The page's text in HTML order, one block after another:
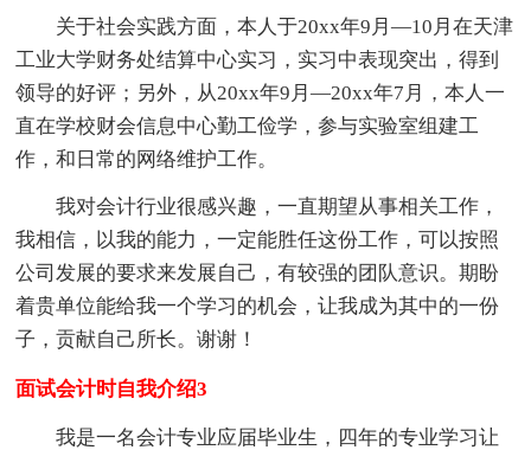
关于社会实践方面，本人于20xx年9月—10月在天津
工业大学财务处结算中心实习，实习中表现突出，得到
领导的好评；另外，从20xx年9月—20xx年7月，本人一
直在学校财会信息中心勤工俭学，参与实验室组建工
作，和日常的网络维护工作。
我对会计行业很感兴趣，一直期望从事相关工作，
我相信，以我的能力，一定能胜任这份工作，可以按照
公司发展的要求来发展自己，有较强的团队意识。期盼
着贵单位能给我一个学习的机会，让我成为其中的一份
子，贡献自己所长。谢谢！
面试会计时自我介绍3
我是一名会计专业应届毕业生，四年的专业学习让